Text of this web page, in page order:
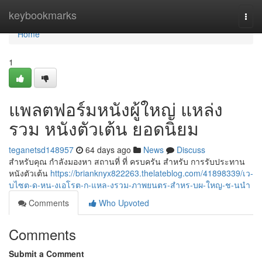
keybookmarks
Home
Home
1
แพลตฟอร์มหนังผู้ใหญ่ แหล่ง
รวม หนังตัวเต้น ยอดนิยม
teganetsd148957 64 days ago News
Discuss
สำหรับคุณ กำลังมองหา สถานที่ ที่ ครบครัน สำหรับ การรับประทาน
หนังตัวเต้น https://brianknyx822263.thelateblog.com/41898339/เว-
บไซต-ด-หน-งเอโรต-ก-แหล-งรวม-ภาพยนตร-สำหร-บผ-ใหญ-ช-นนำ
Comments
Who Upvoted
Comments
Submit a Comment